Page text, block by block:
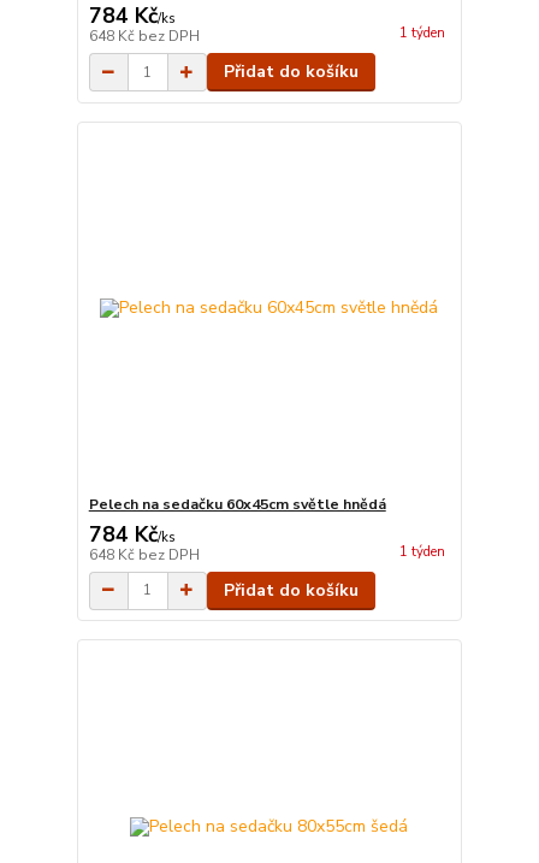
784 Kč/ks
648 Kč bez DPH 1 týden
Přidat do košíku
Pelech na sedačku 60x45cm světle hnědá
784 Kč/ks
648 Kč bez DPH 1 týden
Přidat do košíku